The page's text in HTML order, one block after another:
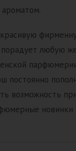
любую
постоянно
возможность
новинки